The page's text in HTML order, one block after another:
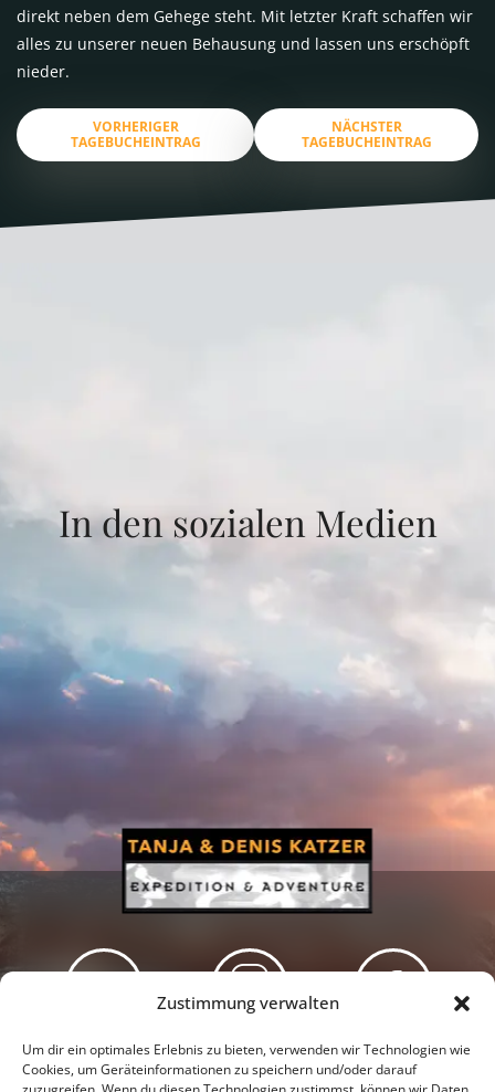
Zustimmung verwalten
Um dir ein optimales Erlebnis zu bieten, verwenden wir Technologien wie
Cookies, um Geräteinformationen zu speichern und/oder darauf
direkt neben dem Gehege steht. Mit letzter Kraft schaffen wir
alles zu unserer neuen Behausung und lassen uns erschöpft
nieder.
VORHERIGER
TAGEBUCHEINTRAG
NÄCHSTER
TAGEBUCHEINTRAG
In den sozialen Medien
Newsletter Podcast Facebook